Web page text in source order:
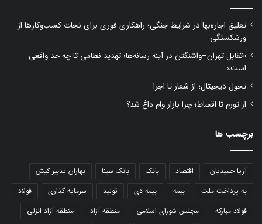
تعلیق اجاره‌بها در شرایط جنگی؛ راهکاری فوری برای نجات کسب‌وکارها از
ورشکستگی
«تقابل تهران–واشنگتن در آینه رسانه‌ها؛ تهدید نظامی تا چه حد واقعی
است»
تحول دیجیتال؛ از شعار تا اجرا
از تورم تا اقساط؛ چرا بازار وام داغ شد؟
برچسب ها
آریا حمیدیان اقتصاد بانک بانک سینا
بهاران تدبیر کیش
به پرداخت ملت
بیمه بیمه دی تولید سرمایه گذاری
فولاد
فولاد مبارکه
مجلس شورای اسلامی منطقه آزاد
منطقه آزاد انزلی